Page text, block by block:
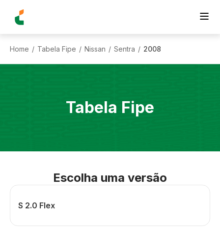
Home / Tabela Fipe / Nissan / Sentra / 2008
Tabela Fipe
Escolha uma versão
S 2.0 Flex